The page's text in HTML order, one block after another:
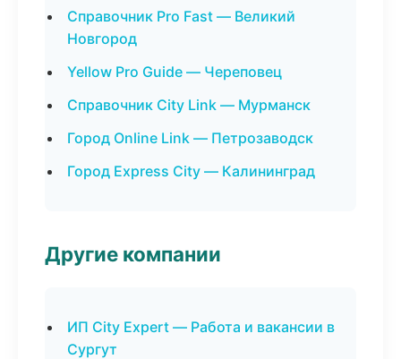
Справочник Pro Fast — Великий
Новгород
Yellow Pro Guide — Череповец
Справочник City Link — Мурманск
Город Online Link — Петрозаводск
Город Express City — Калининград
Другие компании
ИП City Expert — Работа и вакансии в
Сургут